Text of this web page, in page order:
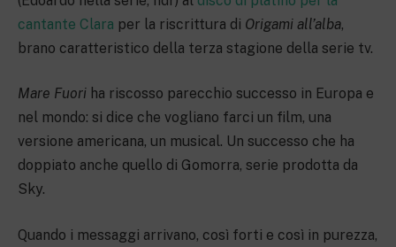
cantante Clara per la riscrittura di Origami all’alba,
brano caratteristico della terza stagione della serie tv.
Mare Fuori ha riscosso parecchio successo in Europa e
nel mondo: si dice che vogliano farci un film, una
versione americana, un musical. Un successo che ha
doppiato anche quello di Gomorra, serie prodotta da
Sky.
Quando i messaggi arrivano, così forti e così in purezza,